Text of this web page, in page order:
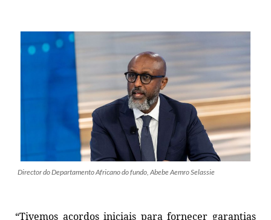
Director do Departamento Africano do fundo, Abebe Aemro Selassie
“Tivemos acordos iniciais para fornecer garantias